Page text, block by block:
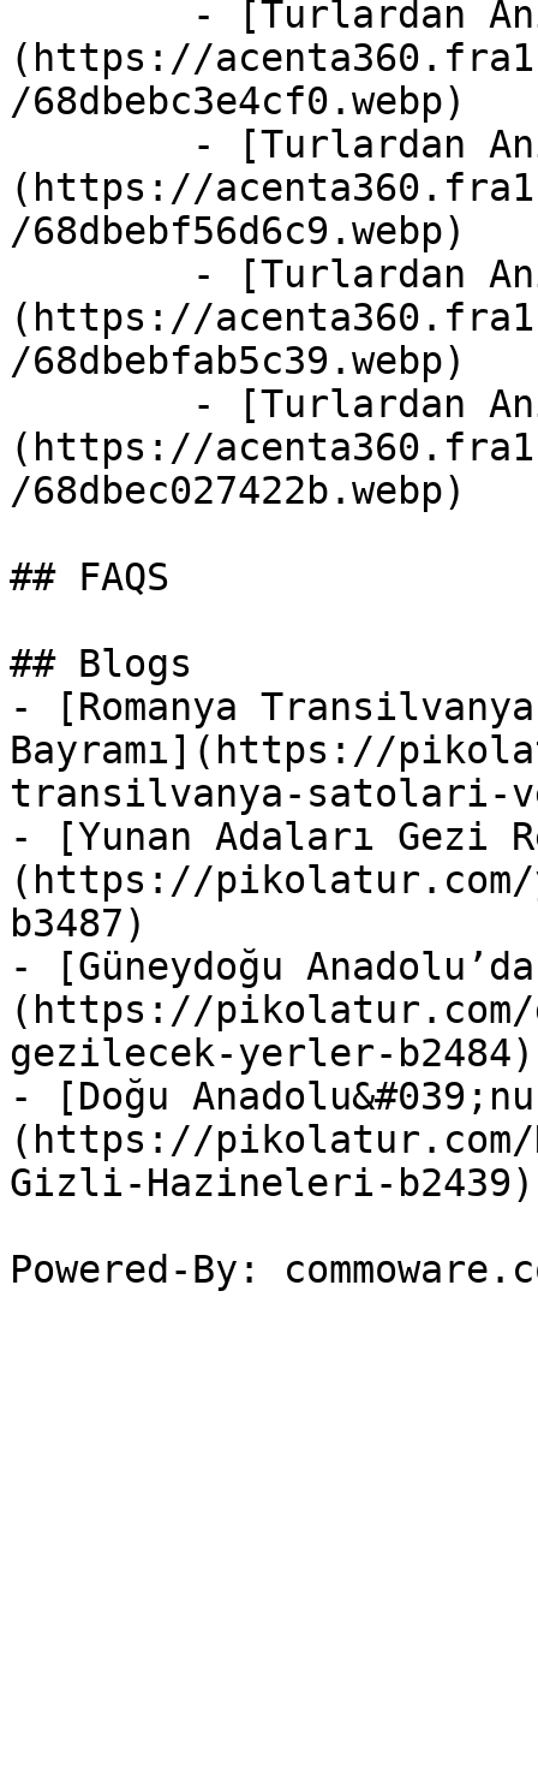
(https://
/68dbebc3e4cf0.webp)
(https://
/68dbebf56d6c9.webp)
(https://
/68dbebfab5c39.webp)
(https://
/68dbec027422b.webp)
## FAQS
## Blogs
- [Romanya
Bayramı](https://
transilvanya-satolari-
- [Yunan Adaları Gezi
(https://
b3487)
- [Güneydoğu
(https://pikolatur.com/
gezilecek-yerler-b2484)
- [Doğu
(https://pikolatur.com/
Gizli-Hazineleri-b2439)